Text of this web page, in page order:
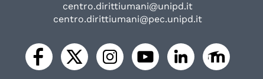
centro.dirittiumani@unipd.it
centro.dirittiumani@pec.unipd.it